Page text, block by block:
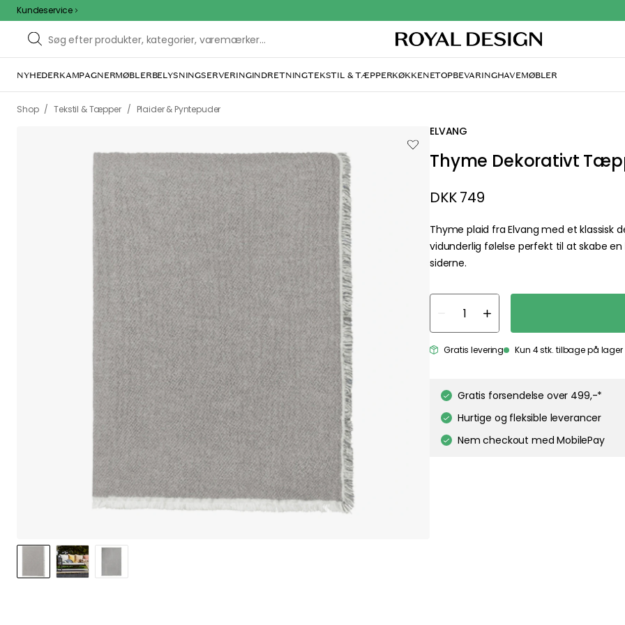
Kundeservice
NYHEDERKAMPAGNERMØBLERBELYSNINGSERVERINGINDRETNINGTEKSTIL & TÆPPERKØKKENETOPBEVARINGHAVEMØBLER
Shop / Tekstil & Tæpper / Plaider & Pyntepuder
ELVANG
Thyme Dekorativt
DKK 749
Thyme plaid fra Elvang med et klassisk
vidunderlig følelse perfekt til at skabe
siderne.
Gratis levering Kun 4 stk. tilbage på lager
Gratis forsendelse over 499,-*
Hurtige og fleksible leverancer
Nem checkout med MobilePay
We care about your privacy!
We use cookies to personalize content and ads, and to analyze our traffic. You have
option to opt out of any non-essential cookies while using our site. However, blocking
may affect your experience of the website.